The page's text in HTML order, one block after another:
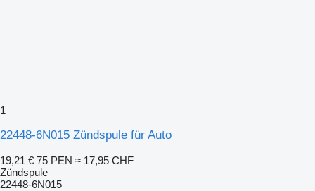
1
22448-6N015 Zündspule für Auto
19,21 € 75 PEN ≈ 17,95 CHF
Zündspule
22448-6N015